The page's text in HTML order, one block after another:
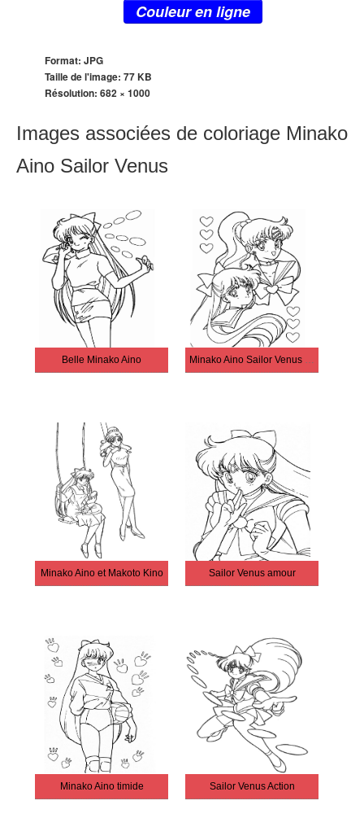
Couleur en ligne
Format: JPG
Taille de l'image: 77 KB
Résolution: 682 × 1000
Images associées de coloriage Minako
Aino Sailor Venus
Belle Minako Aino Minako Aino Sailor Venus gratuite
Minako Aino et Makoto Kino Sailor Venus amour
Minako Aino timide Sailor Venus Action